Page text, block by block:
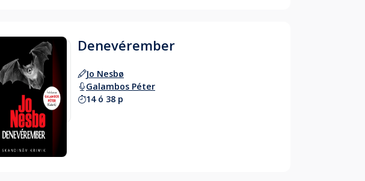
Hallgass bele
Denevérember
Jo Nesbø
Galambos Péter
14 ó 38 p